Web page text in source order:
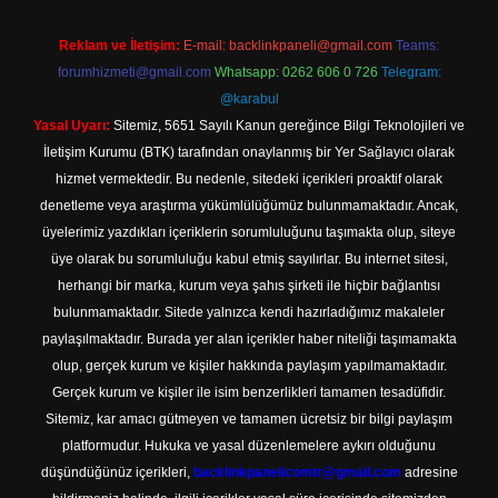
Reklam ve İletişim: E-mail: backlinkpaneli@gmail.com Teams:
forumhizmeti@gmail.com Whatsapp: 0262 606 0 726 Telegram:
@karabul
Yasal Uyarı: Sitemiz, 5651 Sayılı Kanun gereğince Bilgi Teknolojileri ve
İletişim Kurumu (BTK) tarafından onaylanmış bir Yer Sağlayıcı olarak
hizmet vermektedir. Bu nedenle, sitedeki içerikleri proaktif olarak
denetleme veya araştırma yükümlülüğümüz bulunmamaktadır. Ancak,
üyelerimiz yazdıkları içeriklerin sorumluluğunu taşımakta olup, siteye
üye olarak bu sorumluluğu kabul etmiş sayılırlar. Bu internet sitesi,
herhangi bir marka, kurum veya şahıs şirketi ile hiçbir bağlantısı
bulunmamaktadır. Sitede yalnızca kendi hazırladığımız makaleler
paylaşılmaktadır. Burada yer alan içerikler haber niteliği taşımamakta
olup, gerçek kurum ve kişiler hakkında paylaşım yapılmamaktadır.
Gerçek kurum ve kişiler ile isim benzerlikleri tamamen tesadüfidir.
Sitemiz, kar amacı gütmeyen ve tamamen ücretsiz bir bilgi paylaşım
platformudur. Hukuka ve yasal düzenlemelere aykırı olduğunu
düşündüğünüz içerikleri, backlinkpanelicomtr@gmail.com adresine